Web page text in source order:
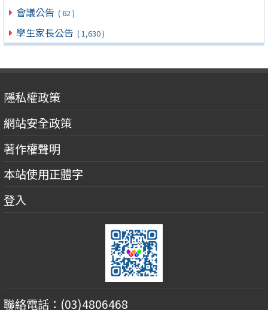
會議公告 ( 62 )
學生家長公告 ( 1,630 )
隱私權政策
網站安全政策
著作權聲明
本站使用正體字
登入
聯絡電話：(03)4806468